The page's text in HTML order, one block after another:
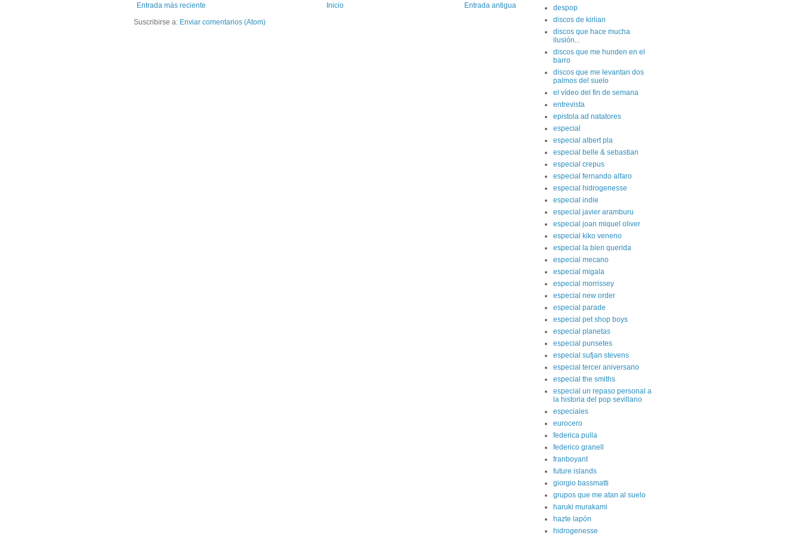
Entrada más reciente Entrada antigua
Inicio
Suscribirse a: Enviar comentarios (Atom)
despop
discos de kirlian
discos que hace mucha
ilusión...
discos que me hunden en el
barro
discos que me levantan dos
palmos del suelo
el vídeo del fin de semana
entrevista
epistola ad natatores
especial
especial albert pla
especial belle & sebastian
especial crepus
especial fernando alfaro
especial hidrogenesse
especial indie
especial javier aramburu
especial joan miquel oliver
especial kiko veneno
especial la bien querida
especial mecano
especial migala
especial morrissey
especial new order
especial parade
especial pet shop boys
especial planetas
especial punsetes
especial sufjan stevens
especial tercer aniversario
especial the smiths
especial un repaso personal a
la historia del pop sevillano
especiales
eurocero
federica pulla
federico granell
franboyant
future islands
giorgio bassmatti
grupos que me atan al suelo
haruki murakami
hazte lapón
hidrogenesse